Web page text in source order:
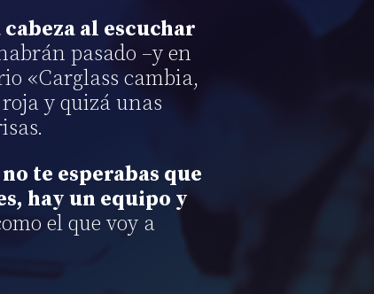
al escuchar
pasado –y en
«Carglass cambia,
y quizá unas
te esperabas que
hay un equipo y
el que voy a